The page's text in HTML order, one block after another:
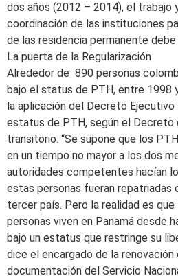
dos años (2012 – 2014), el trabajo
coordinación de las instituciones
de las residencia permanente
La puerta de la Regularización
Alrededor de 890 personas
bajo el status de PTH, entre 1998
la aplicación del Decreto Ejecutivo
estatus de PTH, según el Decreto
transitorio. “Se supone que los
en un tiempo no mayor a los dos
autoridades competentes hacían
estas personas fueran repatriadas
tercer país. Pero la realidad es
personas viven en Panamá desde
bajo un estatus que restringe su
dice el encargado de la
documentación del Servicio